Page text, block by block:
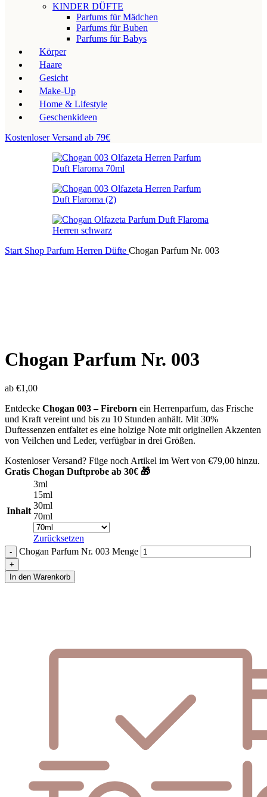
KINDER DÜFTE
Parfums für Mädchen
Parfums für Buben
Parfums für Babys
Körper
Haare
Gesicht
Make-Up
Home & Lifestyle
Geschenkideen
Kostenloser Versand ab 79€
Start Shop Parfum Herren Düfte Chogan Parfum Nr. 003
Chogan Parfum Nr. 003
ab €1,00
Entdecke Chogan 003 – Fireborn ein Herrenparfum, das Frische
und Kraft vereint und bis zu 10 Stunden anhält. Mit 30%
Duftessenzen entfaltet es eine holzige Note mit originellen Akzenten
von Veilchen und Leder, verfügbar in drei Größen.
Kostenloser Versand? Füge noch Artikel im Wert von €79,00 hinzu.
Gratis Chogan Duftprobe ab 30€ 🎁
Inhalt
3ml
15ml
30ml
70ml
Zurücksetzen
Chogan Parfum Nr. 003 Menge
In den Warenkorb